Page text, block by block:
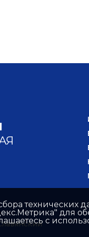
технических
для
с